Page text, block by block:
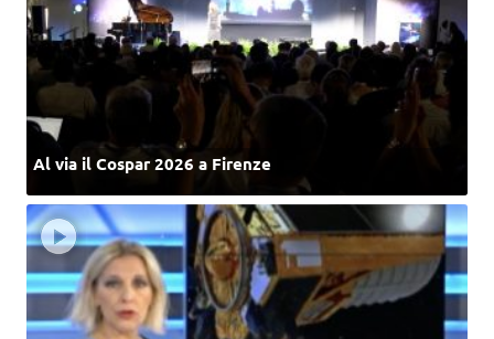
Al via il Cospar 2026 a Firenze